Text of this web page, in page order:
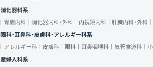
消化器科系
胃腸内科｜ 消化器内科・外科｜ 内視鏡内科｜ 肝臓内科・外科｜
眼科・耳鼻科・皮膚科・アレルギー科系
アレルギー科｜ 皮膚科｜ 眼科｜ 耳鼻咽喉科｜ 気管食道科｜
産婦人科系